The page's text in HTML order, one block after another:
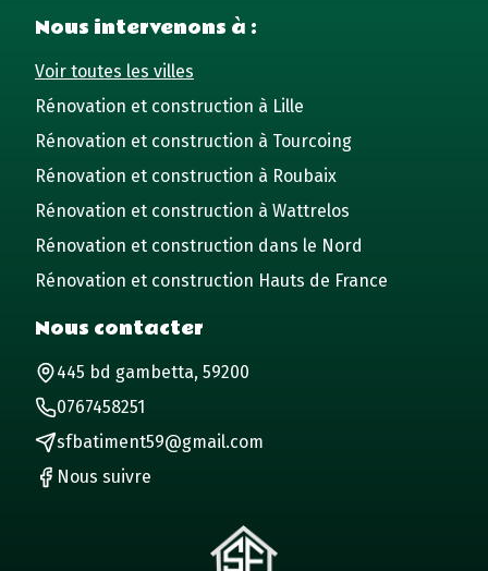
Nous intervenons à :
Voir toutes les villes
Rénovation et construction à Lille
Rénovation et construction à Tourcoing
Rénovation et construction à Roubaix
Rénovation et construction à Wattrelos
Rénovation et construction dans le Nord
Rénovation et construction Hauts de France
Nous contacter
445 bd gambetta, 59200
0767458251
sfbatiment59@gmail.com
Nous suivre